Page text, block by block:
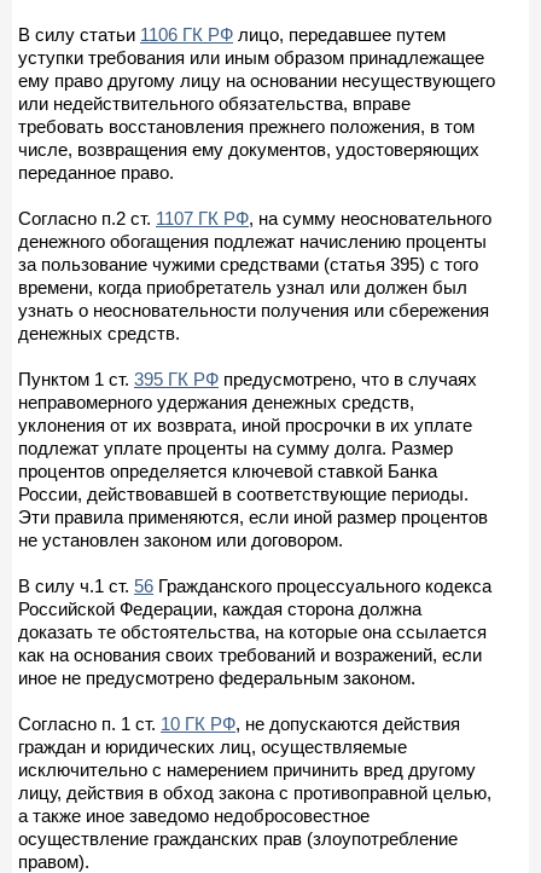
В силу статьи 1106 ГК РФ лицо, передавшее путем
уступки требования или иным образом принадлежащее
ему право другому лицу на основании несуществующего
или недействительного обязательства, вправе
требовать восстановления прежнего положения, в том
числе, возвращения ему документов, удостоверяющих
переданное право.
Согласно п.2 ст. 1107 ГК РФ, на сумму неосновательного
денежного обогащения подлежат начислению проценты
за пользование чужими средствами (статья 395) с того
времени, когда приобретатель узнал или должен был
узнать о неосновательности получения или сбережения
денежных средств.
Пунктом 1 ст. 395 ГК РФ предусмотрено, что в случаях
неправомерного удержания денежных средств,
уклонения от их возврата, иной просрочки в их уплате
подлежат уплате проценты на сумму долга. Размер
процентов определяется ключевой ставкой Банка
России, действовавшей в соответствующие периоды.
Эти правила применяются, если иной размер процентов
не установлен законом или договором.
В силу ч.1 ст. 56 Гражданского процессуального кодекса
Российской Федерации, каждая сторона должна
доказать те обстоятельства, на которые она ссылается
как на основания своих требований и возражений, если
иное не предусмотрено федеральным законом.
Согласно п. 1 ст. 10 ГК РФ, не допускаются действия
граждан и юридических лиц, осуществляемые
исключительно с намерением причинить вред другому
лицу, действия в обход закона с противоправной целью,
а также иное заведомо недобросовестное
осуществление гражданских прав (злоупотребление
правом).